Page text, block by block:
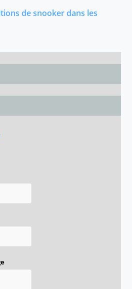
de snooker dans les